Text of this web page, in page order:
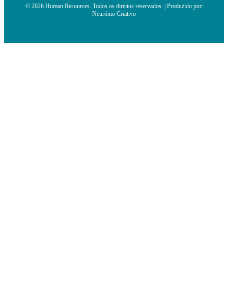
© 2026 Human Resources. Todos os direitos reservados. | Produzido por:
Neurónio Criativo